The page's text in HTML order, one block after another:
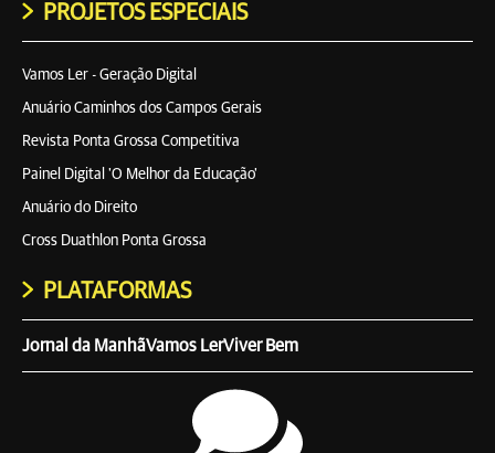
PROJETOS ESPECIAIS
Vamos Ler - Geração Digital
Anuário Caminhos dos Campos Gerais
Revista Ponta Grossa Competitiva
Painel Digital 'O Melhor da Educação'
Anuário do Direito
Cross Duathlon Ponta Grossa
PLATAFORMAS
Jornal da ManhãVamos LerViver Bem